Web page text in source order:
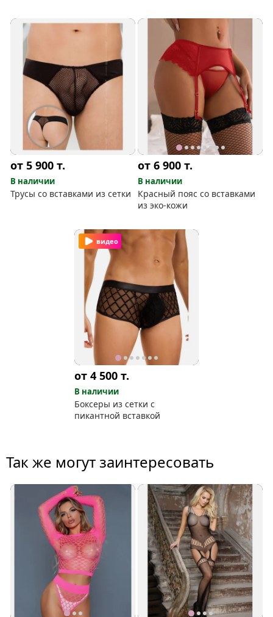
от 5 900т.
В наличии
Трусы со вставками из сетки
от 6 900т.
В наличии
Красный пояс со вставками
из эко-кожи
видео
от 4 500 т.
В наличии
Боксеры из сетки с
пикантной вставкой
Так же могут заинтересовать